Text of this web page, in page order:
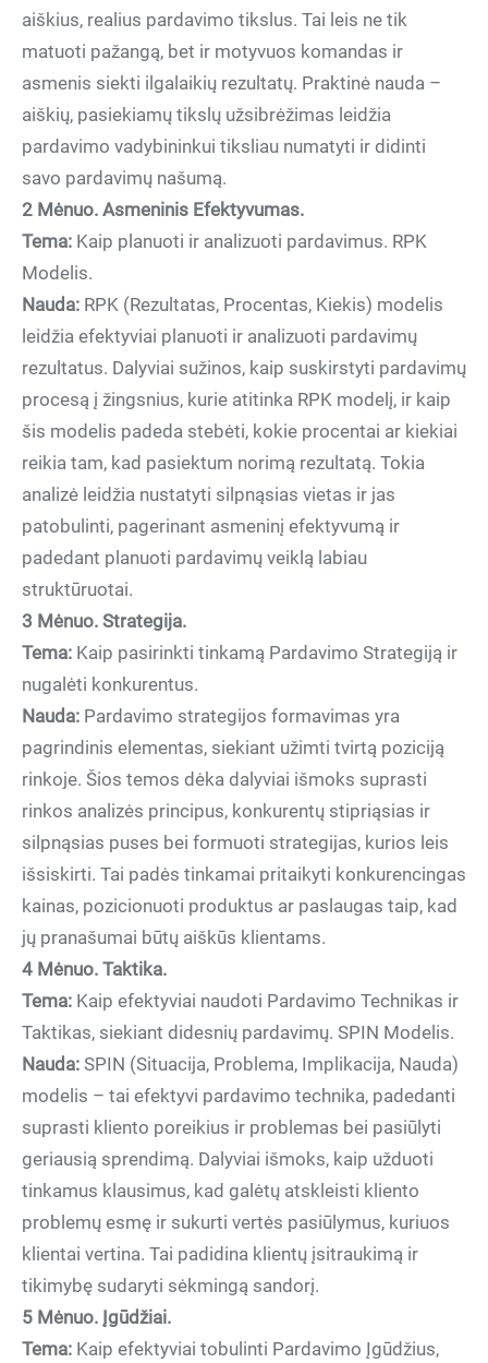
aiškius, realius pardavimo tikslus. Tai leis ne tik
matuoti pažangą, bet ir motyvuos komandas ir
asmenis siekti ilgalaikių rezultatų. Praktinė nauda –
aiškių, pasiekiamų tikslų užsibrėžimas leidžia
pardavimo vadybininkui tiksliau numatyti ir didinti
savo pardavimų našumą.
2 Mėnuo. Asmeninis Efektyvumas.
Tema: Kaip planuoti ir analizuoti pardavimus. RPK
Modelis.
Nauda: RPK (Rezultatas, Procentas, Kiekis) modelis
leidžia efektyviai planuoti ir analizuoti pardavimų
rezultatus. Dalyviai sužinos, kaip suskirstyti pardavimų
procesą į žingsnius, kurie atitinka RPK modelį, ir kaip
šis modelis padeda stebėti, kokie procentai ar kiekiai
reikia tam, kad pasiektum norimą rezultatą. Tokia
analizė leidžia nustatyti silpnąsias vietas ir jas
patobulinti, pagerinant asmeninį efektyvumą ir
padedant planuoti pardavimų veiklą labiau
struktūruotai.
3 Mėnuo. Strategija.
Tema: Kaip pasirinkti tinkamą Pardavimo Strategiją ir
nugalėti konkurentus.
Nauda: Pardavimo strategijos formavimas yra
pagrindinis elementas, siekiant užimti tvirtą poziciją
rinkoje. Šios temos dėka dalyviai išmoks suprasti
rinkos analizės principus, konkurentų stipriąsias ir
silpnąsias puses bei formuoti strategijas, kurios leis
išsiskirti. Tai padės tinkamai pritaikyti konkurencingas
kainas, pozicionuoti produktus ar paslaugas taip, kad
jų pranašumai būtų aiškūs klientams.
4 Mėnuo. Taktika.
Tema: Kaip efektyviai naudoti Pardavimo Technikas ir
Taktikas, siekiant didesnių pardavimų. SPIN Modelis.
Nauda: SPIN (Situacija, Problema, Implikacija, Nauda)
modelis – tai efektyvi pardavimo technika, padedanti
suprasti kliento poreikius ir problemas bei pasiūlyti
geriausią sprendimą. Dalyviai išmoks, kaip užduoti
tinkamus klausimus, kad galėtų atskleisti kliento
problemų esmę ir sukurti vertės pasiūlymus, kuriuos
klientai vertina. Tai padidina klientų įsitraukimą ir
tikimybę sudaryti sėkmingą sandorį.
5 Mėnuo. Įgūdžiai.
Tema: Kaip efektyviai tobulinti Pardavimo Įgūdžius,